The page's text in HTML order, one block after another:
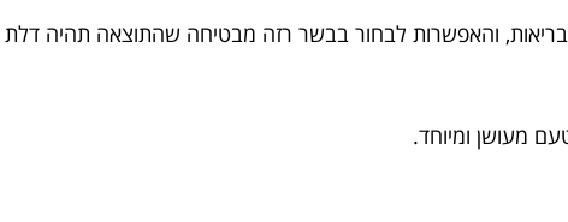
והאפשרות לבחור בבשר רזה מבטיחה שהתוצאה תהיה דלת